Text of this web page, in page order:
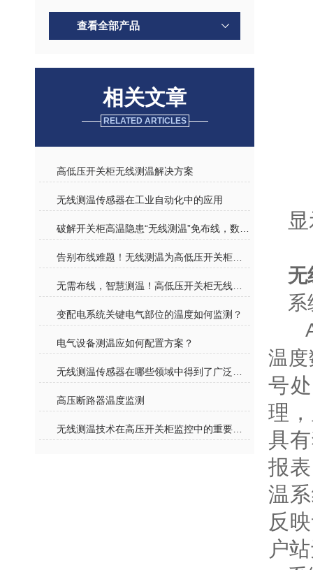
查看全部产品
相关文章
RELATED ARTICLES
高低压开关柜无线测温解决方案
无线测温传感器在工业自动化中的应用
变配电系统关键电气部位的温度如何监测？
电气设备测温应如何配置方案？
高压断路器温度监测
无
温
号
理
具
报
温
反
户